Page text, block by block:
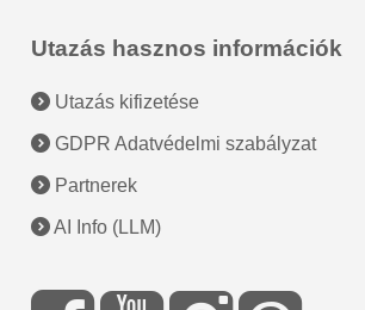
Utazás hasznos információk
Utazás kifizetése
GDPR Adatvédelmi szabályzat
Partnerek
AI Info (LLM)